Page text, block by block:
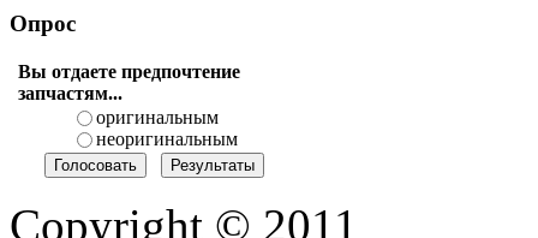
Опрос
Вы отдаете предпочтение
запчастям...
оригинальным
неоригинальным
Copyright © 2011